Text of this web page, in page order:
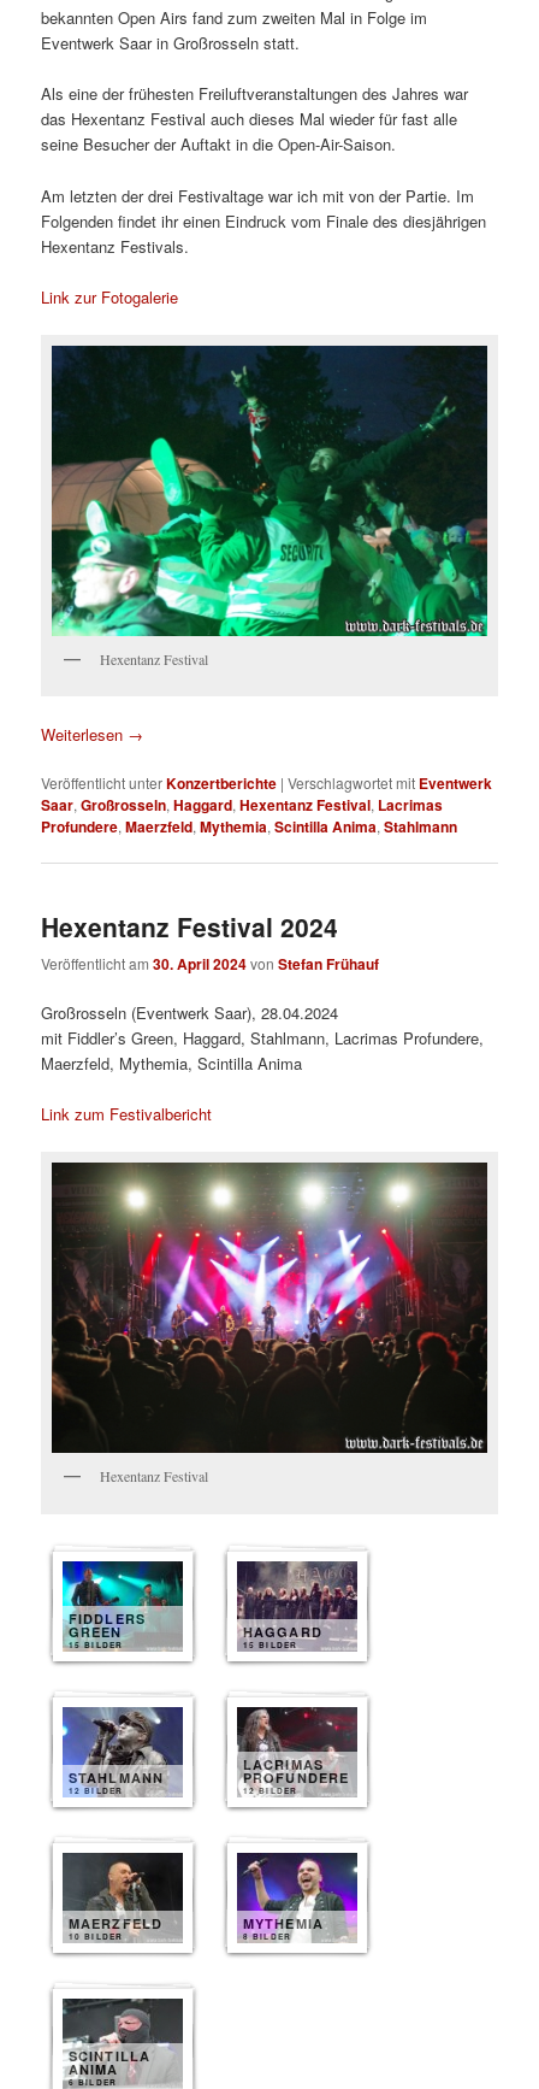
bekannten Open Airs fand zum zweiten Mal in Folge im
Eventwerk Saar in Großrosseln statt.
Als eine der frühesten Freiluftveranstaltungen des Jahres war
das Hexentanz Festival auch dieses Mal wieder für fast alle
seine Besucher der Auftakt in die Open-Air-Saison.
Am letzten der drei Festivaltage war ich mit von der Partie. Im
Folgenden findet ihr einen Eindruck vom Finale des diesjährigen
Hexentanz Festivals.
Link zur Fotogalerie
Hexentanz Festival
Weiterlesen →
Veröffentlicht unterKonzertberichte |Verschlagwortet mit Eventwerk
Saar,Großrosseln,Haggard,Hexentanz Festival, Lacrimas
Profundere,Maerzfeld,Mythemia,Scintilla Anima,Stahlmann
Hexentanz Festival 2024
Veröffentlicht am30. April 2024vonStefan Frühauf
Großrosseln (Eventwerk Saar), 28.04.2024
mit Fiddler’s Green, Haggard, Stahlmann, Lacrimas Profundere,
Maerzfeld, Mythemia, Scintilla Anima
Link zum Festivalbericht
Hexentanz Festival
FIDDLERS
GREEN
15 BILDER
HAGGARD
15 BILDER
STAHLMANN
12 BILDER
LACRIMAS
PROFUNDERE
12 BILDER
MAERZFELD
10 BILDER
MYTHEMIA
8 BILDER
SCINTILLA
ANIMA
6 BILDER